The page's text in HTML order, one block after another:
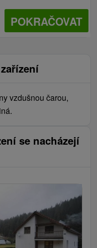
POKRAČOVAT
vzdušnou čarou,
se nacházejí